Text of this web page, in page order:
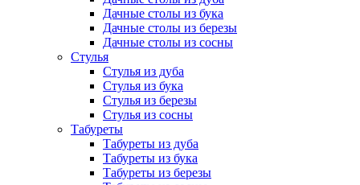
Дачные столы из бука
Дачные столы из березы
Дачные столы из сосны
Стулья
Стулья из дуба
Стулья из бука
Стулья из березы
Стулья из сосны
Табуреты
Табуреты из дуба
Табуреты из бука
Табуреты из березы